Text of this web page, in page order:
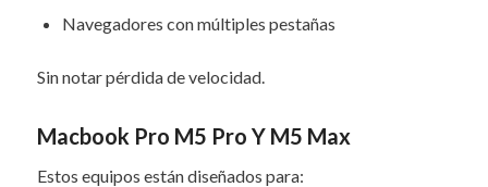
Navegadores con múltiples pestañas
Sin notar pérdida de velocidad.
Macbook Pro M5 Pro Y M5 Max
Estos equipos están diseñados para: